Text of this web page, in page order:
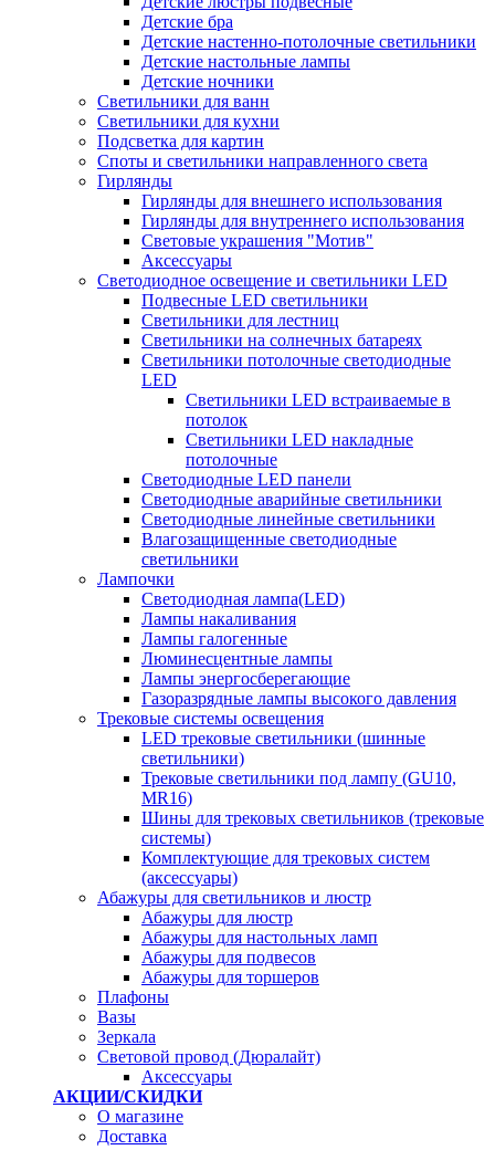
Детские бра
Детские настенно-потолочные светильники
Детские настольные лампы
Детские ночники
Светильники для ванн
Светильники для кухни
Подсветка для картин
Споты и светильники направленного света
Гирлянды
Гирлянды для внешнего использования
Гирлянды для внутреннего использования
Световые украшения "Мотив"
Аксессуары
Светодиодное освещение и светильники LED
Подвесные LED светильники
Светильники для лестниц
Светильники на солнечных батареях
Светильники потолочные светодиодные
LED
Cветильники LED встраиваемые в
потолок
Светильники LED накладные
потолочные
Светодиодные LED панели
Светодиодные аварийные светильники
Светодиодные линейные светильники
Влагозащищенные светодиодные
светильники
Лампочки
Светодиодная лампа(LED)
Лампы накаливания
Лампы галогенные
Люминесцентные лампы
Лампы энергосберегающие
Газоразрядные лампы высокого давления
Трековые системы освещения
LED трековые светильники (шинные
светильники)
Трековые светильники под лампу (GU10,
MR16)
Шины для трековых светильников (трековые
системы)
Комплектующие для трековых систем
(аксессуары)
Абажуры для светильников и люстр
Абажуры для люстр
Абажуры для настольных ламп
Абажуры для подвесов
Абажуры для торшеров
Плафоны
Вазы
Зеркала
Световой провод (Дюралайт)
Аксессуары
АКЦИИ/СКИДКИ
О магазине
Доставка